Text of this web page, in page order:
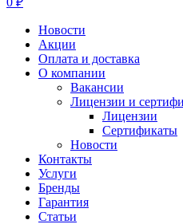
Новости
Акции
Оплата и доставка
О компании
Вакансии
Лицензии и
Лицензии
Сертификаты
Новости
Контакты
Услуги
Бренды
Гарантия
Статьи